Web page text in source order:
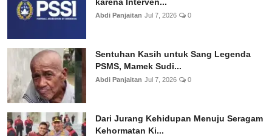
Abdi Panjaitan Jul 7, 2026 0
Sentuhan Kasih untuk Sang Legenda
PSMS, Mamek Sudi...
Abdi Panjaitan Jul 7, 2026 0
Dari Jurang Kehidupan Menuju Seragam
Kehormatan Ki...